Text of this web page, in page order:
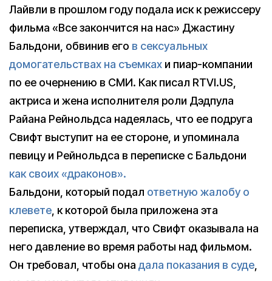
Лайвли в прошлом году подала иск к режиссеру
фильма «Все закончится на нас» Джастину
Бальдони, обвинив его в сексуальных
домогательствах на съемках и пиар-компании
по ее очернению в СМИ. Как писал RTVI.US,
актриса и жена исполнителя роли Дэдпула
Райана Рейнольдса надеялась, что ее подруга
Свифт выступит на ее стороне, и упоминала
певицу и Рейнольдса в переписке с Бальдони
как своих «драконов».
Бальдони, который подал ответную жалобу о
клевете, к которой была приложена эта
переписка, утверждал, что Свифт оказывала на
него давление во время работы над фильмом.
Он требовал, чтобы она дала показания в суде,